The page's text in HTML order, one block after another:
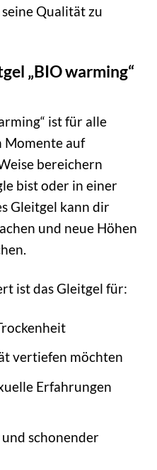
Qualität zu
„BIO warming“
ist für alle
Momente auf
bereichern
bist oder in einer
Gleitgel kann dir
und neue Höhen
ist das Gleitgel für:
vertiefen möchten
Erfahrungen
schonender